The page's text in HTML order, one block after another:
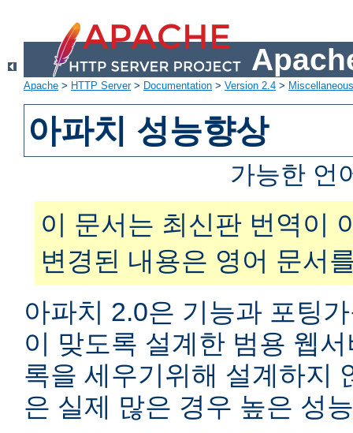
Apache > HTTP Server> Documentation > Version 2.4 >
아파치 성능향상
가능한 언
이 문서는 최신판 번역이
변경된 내용은 영어 문서
아파치 2.0은 기능과 포팅
이 맞도록 설계한 범용 웹
록을 세우기위해 설계하지
은 실제 많은 경우 높은 성